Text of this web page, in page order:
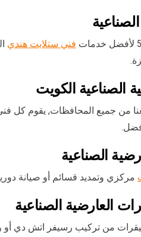
فني ستلايت هندي
الصناعية الكويت
من جميع المحافظات, يقوم كل
الصناعية
مركزي وتمديد قسائم أو صيانة
العارضية الصناعية